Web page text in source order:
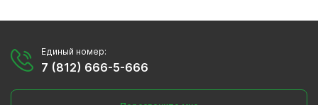
Единый номер:
7 (812) 666-5-666